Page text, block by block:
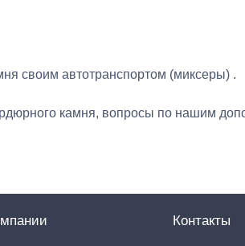
своим автотранспортом (миксеры) .
камня, вопросы по нашим
Контакты